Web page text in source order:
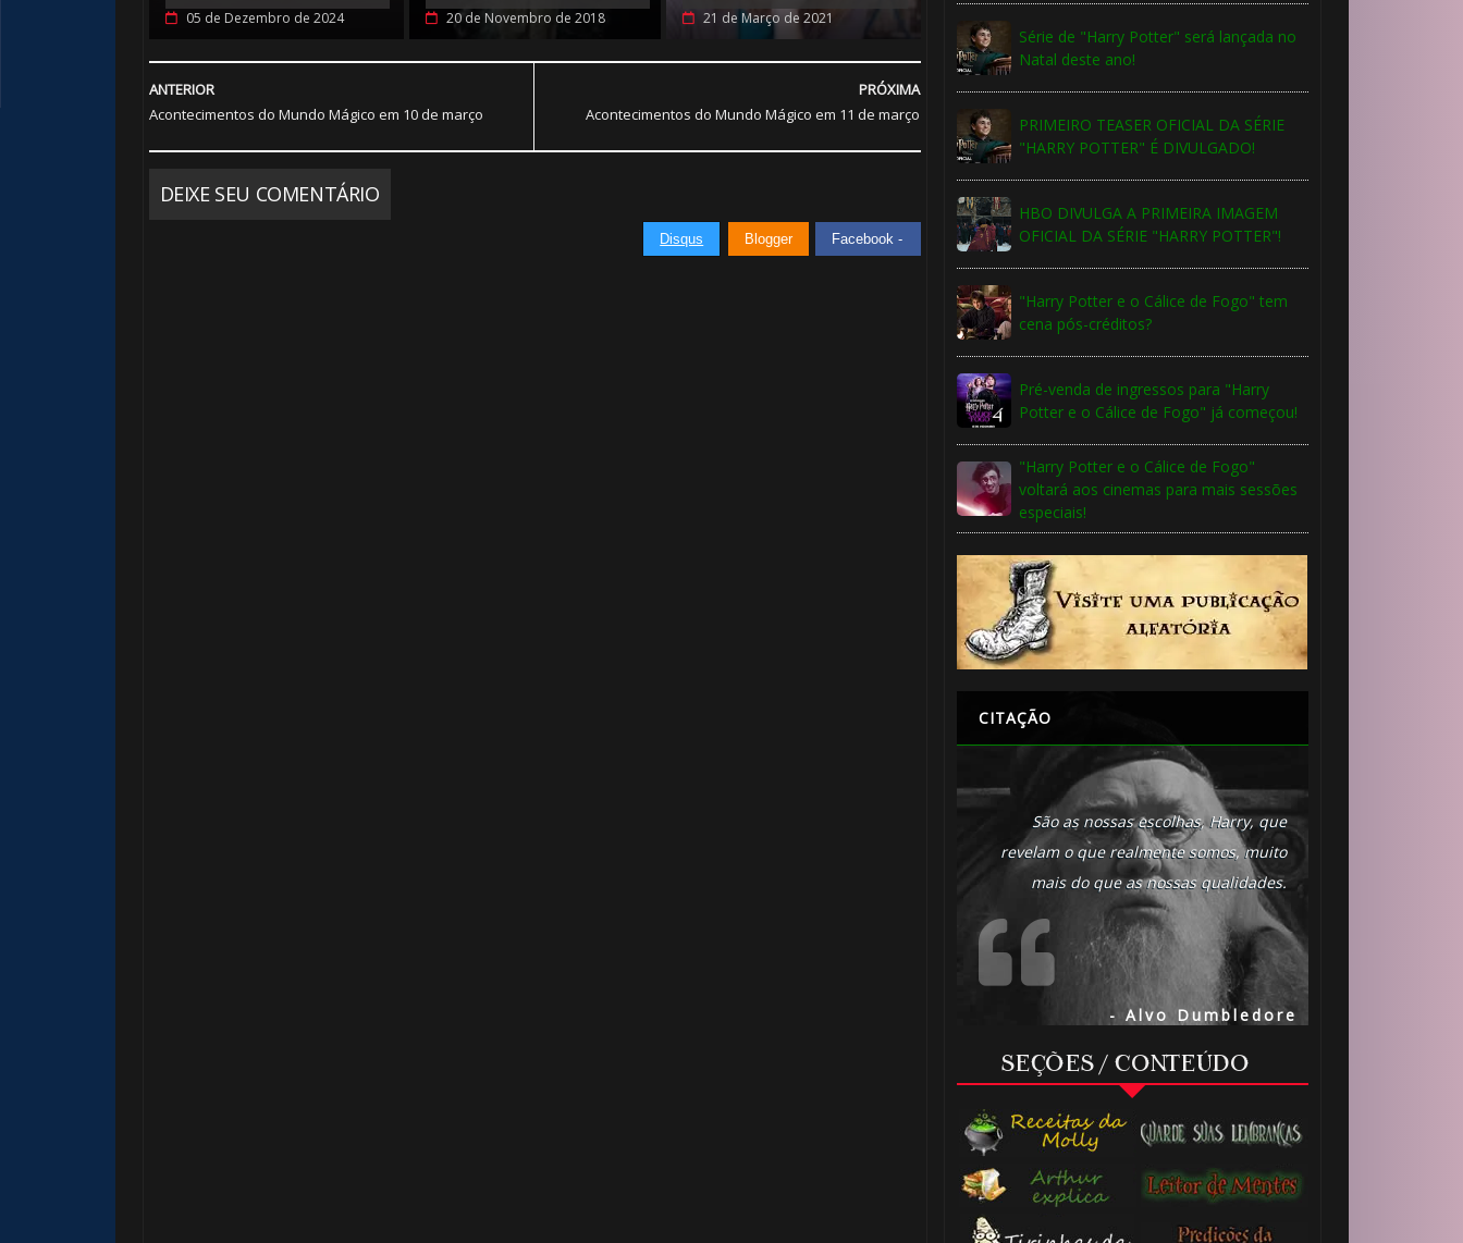
05 de Dezembro de 2024 20 de Novembro de 2018 21 de Março de 2021
PRÓXIMA
Acontecimentos do Mundo Mágico em 11 de março
ANTERIOR
Acontecimentos do Mundo Mágico em 10 de março
DEIXE SEU COMENTÁRIO
Disqus Blogger Facebook -
Série de "Harry Potter" será lançada no
Natal deste ano!
PRIMEIRO TEASER OFICIAL DA SÉRIE
"HARRY POTTER" É DIVULGADO!
HBO DIVULGA A PRIMEIRA IMAGEM
OFICIAL DA SÉRIE "HARRY POTTER"!
"Harry Potter e o Cálice de Fogo" tem
cena pós-créditos?
Pré-venda de ingressos para "Harry
Potter e o Cálice de Fogo" já começou!
"Harry Potter e o Cálice de Fogo"
voltará aos cinemas para mais sessões
especiais!
CITAÇÃO
São as nossas escolhas, Harry, que
revelam o que realmente somos, muito
mais do que as nossas qualidades.
- Alvo Dumbledore
SEÇÕES / CONTEÚDO